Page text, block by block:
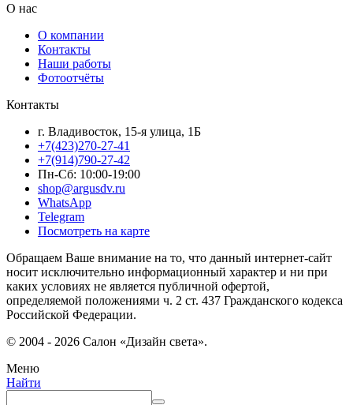
О нас
О компании
Контакты
Наши работы
Фотоотчёты
Контакты
г. Владивосток, 15-я улица, 1Б
+7(423)270-27-41
+7(914)790-27-42
Пн-Сб: 10:00-19:00
shop@argusdv.ru
WhatsApp
Telegram
Посмотреть на карте
Обращаем Ваше внимание на то, что данный интернет-сайт
носит исключительно информационный характер и ни при
каких условиях не является публичной офертой,
определяемой положениями ч. 2 ст. 437 Гражданского кодекса
Российской Федерации.
© 2004 - 2026 Салон «Дизайн света».
Меню
Найти